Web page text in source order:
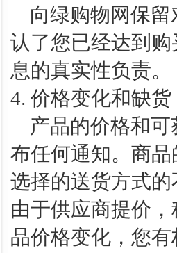
向绿购物网保留
认了您已经达到
息的真实性负责。
4. 价格变化和缺货
产品的价格和可
布任何通知。商
选择的送货方式
由于供应商提价
品价格变化，您